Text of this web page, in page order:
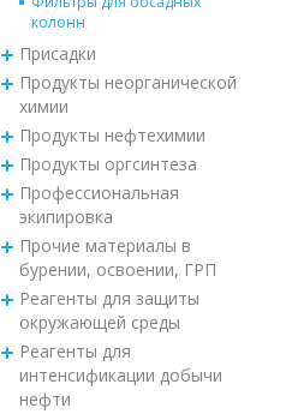
колонн
Присадки
Продукты неорганической
химии
Продукты нефтехимии
Продукты оргсинтеза
Профессиональная
экипировка
Прочие материалы в
бурении, освоении, ГРП
Реагенты для защиты
окружающей среды
Реагенты для
интенсификации добычи
нефти